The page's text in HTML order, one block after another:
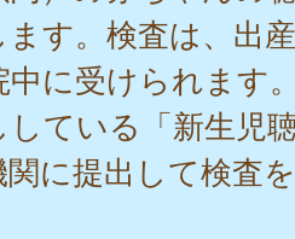
す。検査は、出
に受けられます
ている「新生児
に提出して検査